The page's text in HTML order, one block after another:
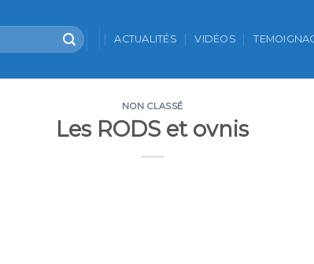
ACTUALITÉS VIDÉOS
NON CLASSÉ
Les RODS et ovnis